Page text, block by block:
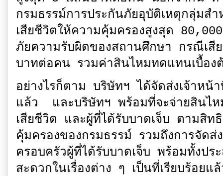
กรมธรรม์การประกันภัยอุบัติเหตุกลุ่ม
เสียชีวิตให้ความคุ้มครองสูงสุด
ภัยความรับผิดของสถานศึกษา กรณีเสี
บาทต่อคน รวมค่าสินไหมทดแทนเบื้
อย่างไรก็ตาม บริษัทฯ ได้จัดส่งเจ้าหน้
แล้ว และบริษัทฯ พร้อมที่จะจ่ายสินไ
เสียชีวิต และผู้ที่ได้รับบาดเจ็บ ตามสิท
คุ้มครองของกรมธรรม์ รวมถึงการจัดส่
ครอบครัวผู้ที่ได้รับบาดเจ็บ พร้อมทั้งปร
สะดวกในเรื่องต่าง ๆ เป็นที่เรียบร้อย